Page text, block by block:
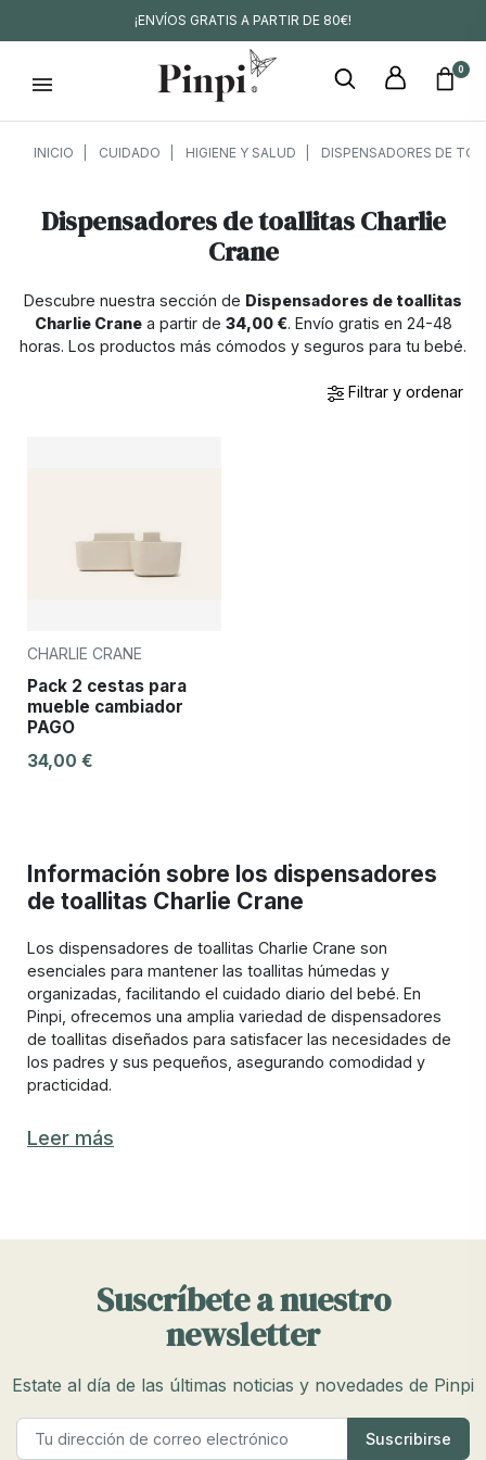
¡ENVÍOS GRATIS A PARTIR DE 80€!
0
INICIO CUIDADO HIGIENE Y SALUD DISPENSADORES DE
Dispensadores de toallitas Charlie
Crane
Descubre nuestra sección de Dispensadores de toallitas
Charlie Cranea partir de 34,00 €. Envío gratis en 24-48
horas. Los productos más cómodos y seguros para tu bebé.
Filtrar y ordenar
CHARLIE CRANE
Pack 2 cestas para
mueble cambiador
PAGO
34,00 €
Información sobre los dispensadores
de toallitas Charlie Crane
Los dispensadores de toallitas Charlie Crane son
esenciales para mantener las toallitas húmedas y
organizadas, facilitando el cuidado diario del bebé. En
Pinpi, ofrecemos una amplia variedad de dispensadores
de toallitas diseñados para satisfacer las necesidades de
los padres y sus pequeños, asegurando comodidad y
practicidad.
Los mejores dispensadores de toallitas
para bebé Charlie Crane
de opciones disponibles. En Pinpi, nos aseguramos de
diseño, hechos de materiales duraderos y con
características que facilitan su uso.
las toallitas húmedas y frescas, ser fáciles de recargar y
Leer más
Suscríbete a nuestro
newsletter
Estate al día de las últimas noticias y novedades de Pinpi